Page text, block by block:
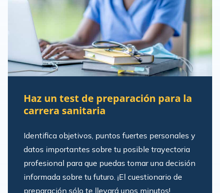
Haz un test de preparación para la
carrera sanitaria
Identifica objetivos, puntos fuertes personales y
datos importantes sobre tu posible trayectoria
profesional para que puedas tomar una decisión
informada sobre tu futuro. ¡El cuestionario de
preparación sólo te llevará unos minutos!